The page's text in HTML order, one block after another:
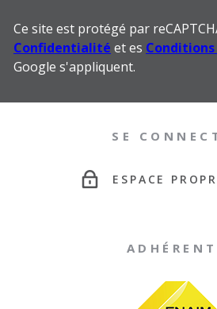
Ce site est protégé par
Confidentialité et es
Google s'appliquent.
SE
ESPACE